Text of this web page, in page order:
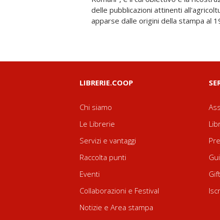
delle pubblicazioni attinenti
apparse dalle origini della stampa al
ulteriori ricerche di storia
LIBRERIE.COOP
Chi siamo
Le Librerie
Servizi e vantaggi
Raccolta punti
Eventi
Collaborazioni e Festival
Notizie e Area stampa